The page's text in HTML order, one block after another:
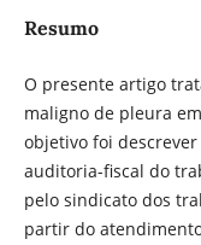
Resumo
O presente artigo
maligno de pleura
objetivo foi
auditoria-fiscal do
pelo sindicato dos
partir do